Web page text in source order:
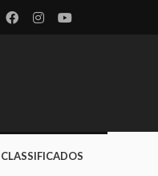
CLASSIFICADOS